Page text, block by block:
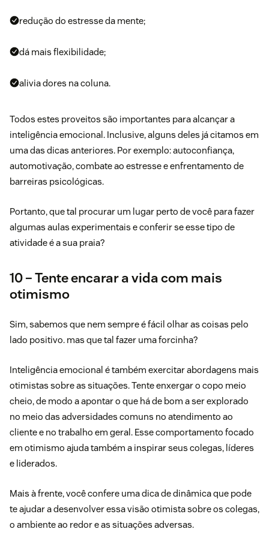
redução do estresseda mente;
dá mais flexibilidade;
alivia dores na coluna.
Todos estes proveitos são importantes para alcançar a
inteligência emocional. Inclusive, alguns deles já citamos em
uma das dicas anteriores. Por exemplo: autoconfiança,
automotivação, combate ao estresse e enfrentamento de
barreiras psicológicas.
Portanto, que tal procurar um lugar perto de você para fazer
algumas aulas experimentais e conferir se esse tipo de
atividade é a sua praia?
10 – Tente encarar a vida com mais
otimismo
Sim, sabemos que nem sempre é fácil olhar as coisas pelo
lado positivo. mas que tal fazer uma forcinha?
Inteligência emocional é também exercitar abordagens mais
otimistas sobre as situações. Tente enxergar o copo meio
cheio, de modo a apontar o que há de bom a ser explorado
no meio das adversidades comuns no atendimento ao
cliente e no trabalho em geral. Esse comportamento focado
em otimismo ajuda também a inspirar seus colegas, líderes
e liderados.
Mais à frente, você confere uma dica de dinâmica que pode
te ajudar a desenvolver essa visão otimista sobre os colegas,
o ambiente ao redor e as situações adversas.